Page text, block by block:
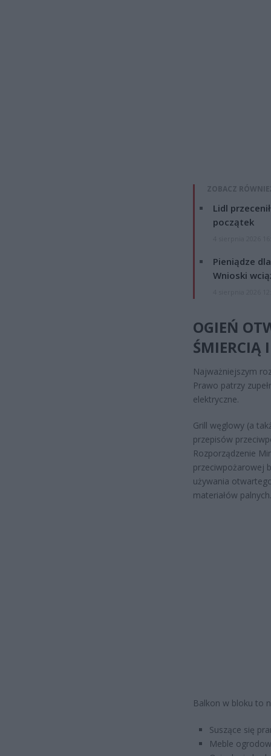
ZOBACZ
Lidl
początek
Pieniądze
Wnioski
OGIEŃ
ŚMIERCIĄ
Najważniejszym
Prawo patrzy
elektryczne.
Grill węglowy (a
przepisów
Rozporządzenie
przeciwpożarowej
używania
materiałów palnych.
Balkon w bloku to
Suszące się
Meble